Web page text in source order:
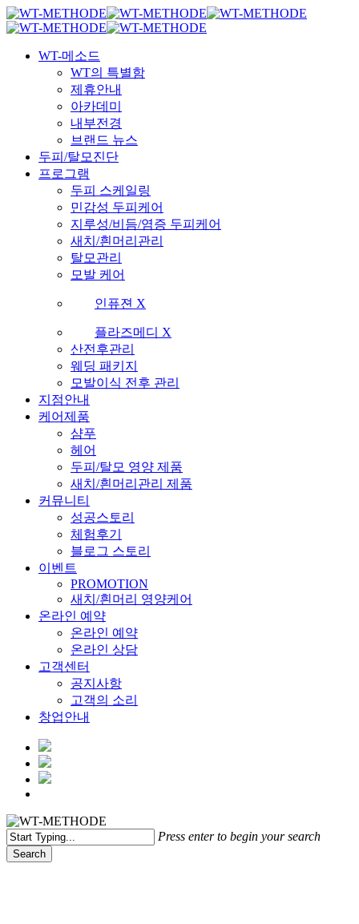
국내 최초 두피케어 브랜드
국내 최초 두피케어 브랜드
Skip
to
content
Menu
WT-메소드
WT의 특별함
제휴안내
아카데미
내부전경
브랜드 뉴스
두피/탈모진단
프로그램
두피 스케일링
민감성 두피케어
지루성/비듬/염증 두피케어
새치/흰머리관리
탈모관리
모발 케어
인퓨젼 X
플라즈메디 X
산전후관리
웨딩 패키지
모발이식 전후 관리
지점안내
케어제품
샴푸
헤어
두피/탈모 영양 제품
새치/흰머리관리 제품
커뮤니티
성공스토리
체험후기
블로그 스토리
이벤트
PROMOTION
새치/흰머리 영양케어
온라인 예약
온라인 예약
온라인 상담
고객센터
공지사항
고객의 소리
창업안내
Press enter to begin your search
Search